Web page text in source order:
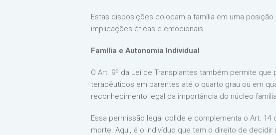
Estas disposições colocam a família em uma
implicações éticas e emocionais.
Família e Autonomia Individual
O Art. 9º da Lei de Transplantes também permite
terapêuticos em parentes até o quarto grau ou em
reconhecimento legal da importância do núcleo
Essa permissão legal colide e complementa o Art.
morte. Aqui, é o indivíduo que tem o direito de